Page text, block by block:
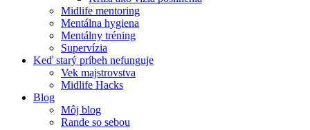
Midlife mentoring
Mentálna hygiena
Mentálny tréning
Supervízia
Keď starý príbeh nefunguje
Vek majstrovstva
Midlife Hacks
Blog
Môj blog
Rande so sebou